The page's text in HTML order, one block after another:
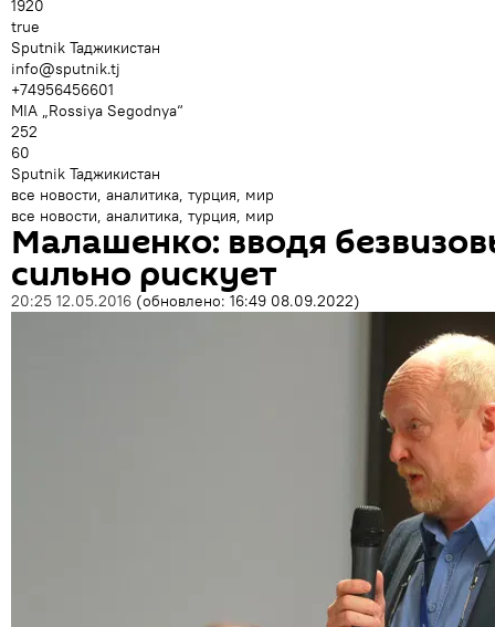
1920
true
Sputnik Таджикистан
info@sputnik.tj
+74956456601
MIA „Rossiya Segodnya“
252
60
Sputnik Таджикистан
все новости, аналитика, турция, мир
все новости, аналитика, турция, мир
Малашенко: вводя
сильно рискует
20:25 12.05.2016 (обновлено: 16:49 08.09.2022)